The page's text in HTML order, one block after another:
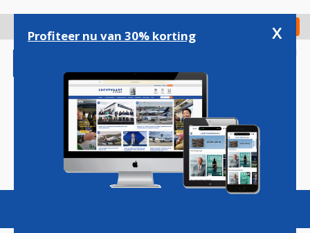
gaan
Check in
Magazine Podcasts Vacatures
Profiteer nu van 30% korting x